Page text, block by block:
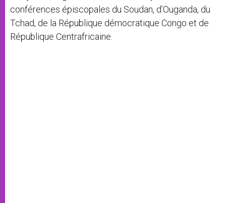
conférences épiscopales du Soudan, d’Ouganda, du
Tchad, de la République démocratique Congo et de
République Centrafricaine.